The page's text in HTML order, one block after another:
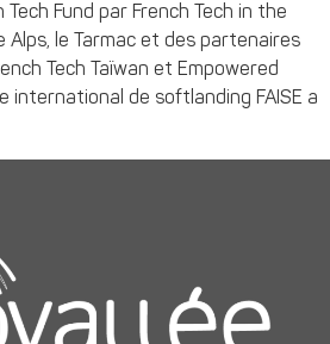
Fund par French Tech in the
Alps, le Tarmac et des partenaires
Tech Taïwan et Empowered
international de softlanding FAISE a